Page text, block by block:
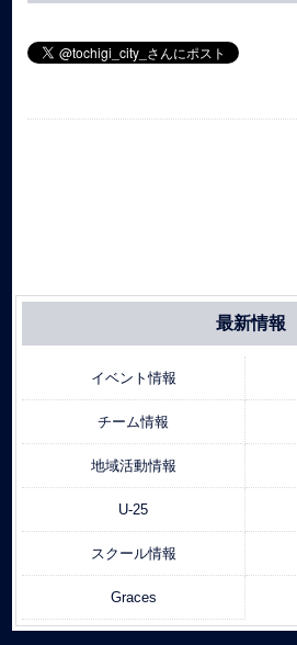
最新情報
イベント情報
チーム情報
地域活動情報
U-25
スクール情報
Graces